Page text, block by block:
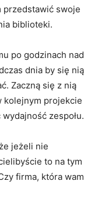
przedstawić swoje
biblioteki.
po godzinach nad
dnia by się nią
Zaczną się z nią
kolejnym projekcie
zespołu.
jeżeli nie
to na tym
firma, która wam